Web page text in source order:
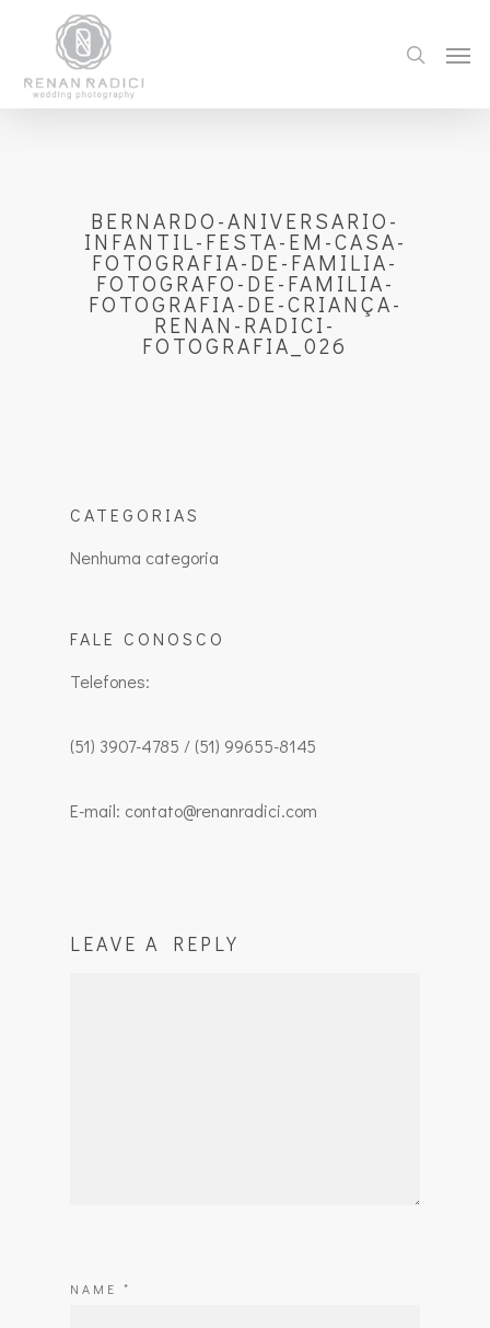
BERNARDO-ANIVERSARIO-
INFANTIL-FESTA-EM-CASA-
FOTOGRAFIA-DE-FAMILIA-
FOTOGRAFO-DE-FAMILIA-
FOTOGRAFIA-DE-CRIANÇA-
RENAN-RADICI-
FOTOGRAFIA_026
CATEGORIAS
Nenhuma categoria
FALE CONOSCO
Telefones:
(51) 3907-4785 / (51) 99655-8145
E-mail: contato@renanradici.com
LEAVE A REPLY
NAME *